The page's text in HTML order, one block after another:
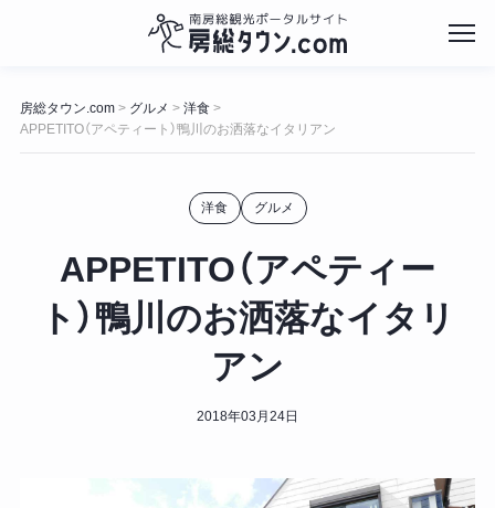
ン
テ
房総タウン.com> グルメ > 洋食>
APPETITO（アペティート）鴨川のお洒落なイタリアン
洋食 グルメ
APPETITO（アペティー
ト）鴨川のお洒落なイタリ
アン
2018年03月24日